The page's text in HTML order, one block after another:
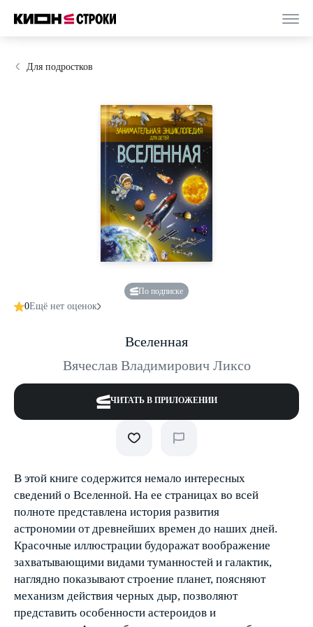
Для подростков
По подписке
0Ещё нет оценок
Вселенная
Вячеслав Владимирович Ликсо
ЧИТАТЬ В ПРИЛОЖЕНИИ
В этой книге содержится немало интересных
сведений о Вселенной. На ее страницах во всей
полноте представлена история развития
астрономии от древнейших времен до наших дней.
Красочные иллюстрации будоражат воображение
захватывающими видами туманностей и галактик,
наглядно показывают строение планет, поясняют
механизм действия черных дыр, позволяют
представить особенности астероидов и